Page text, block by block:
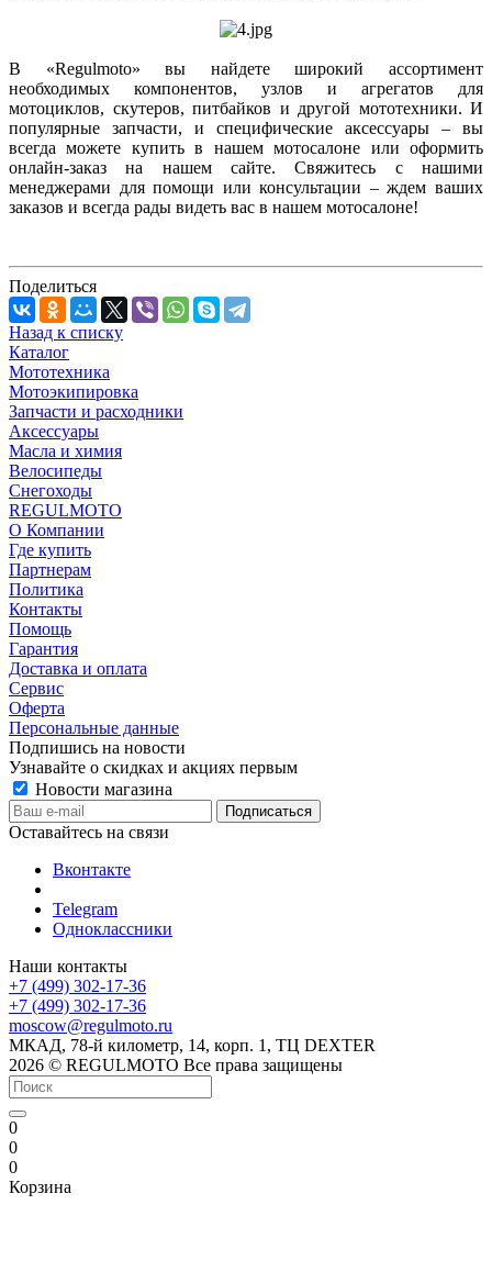
В «Regulmoto» вы найдете широкий ассортимент
необходимых компонентов, узлов и агрегатов для
мотоциклов, скутеров, питбайков и другой мототехники. И
популярные запчасти, и специфические аксессуары – вы
всегда можете купить в нашем мотосалоне или оформить
онлайн-заказ на нашем сайте. Свяжитесь с нашими
менеджерами для помощи или консультации – ждем ваших
заказов и всегда рады видеть вас в нашем мотосалоне!
Поделиться
Назад к списку
Каталог
Мототехника
Мотоэкипировка
Запчасти и расходники
Аксессуары
Масла и химия
Велосипеды
Снегоходы
REGULMOTO
О Компании
Где купить
Партнерам
Политика
Контакты
Помощь
Гарантия
Доставка и оплата
Сервис
Оферта
Персональные данные
Подпишись на новости
Узнавайте о скидках и акциях первым
Новости магазина
Оставайтесь на связи
Вконтакте
Telegram
Одноклассники
Наши контакты
+7 (499) 302-17-36
+7 (499) 302-17-36
moscow@regulmoto.ru
МКАД, 78-й километр, 14, корп. 1, ТЦ DEXTER
2026 © REGULMOTO Все права защищены
0
0
0
Корзина